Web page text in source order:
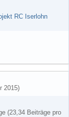
RC Iserlohn
2015)
(23,34 Beiträge pro